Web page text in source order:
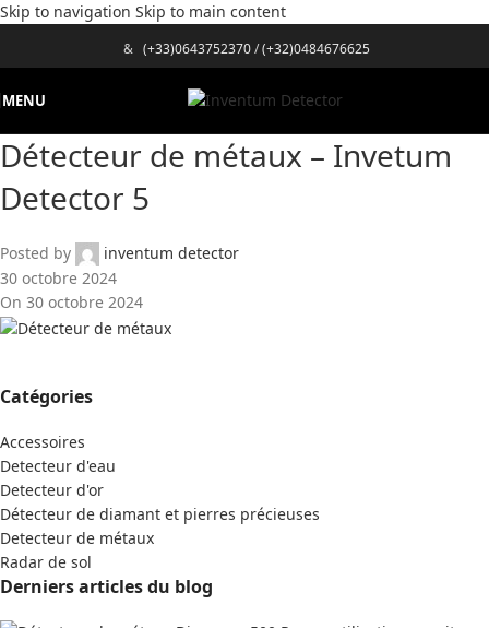
Skip to navigation Skip to main content
& (+33)0643752370/(+32)0484676625
MENU
Détecteur de métaux – Invetum
Detector 5
Posted by
inventum detector
30 octobre 2024
On 30 octobre 2024
Catégories
Accessoires
Detecteur d'eau
Detecteur d'or
Détecteur de diamant et pierres précieuses
Detecteur de métaux
Radar de sol
Derniers articles du blog